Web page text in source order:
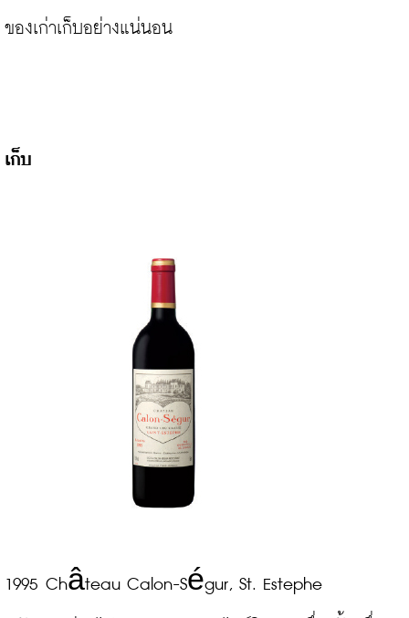
ของเก่าเก็บอย่างแน่นอน
เก็บ
1995 Château Calon-Ségur, St. Estephe